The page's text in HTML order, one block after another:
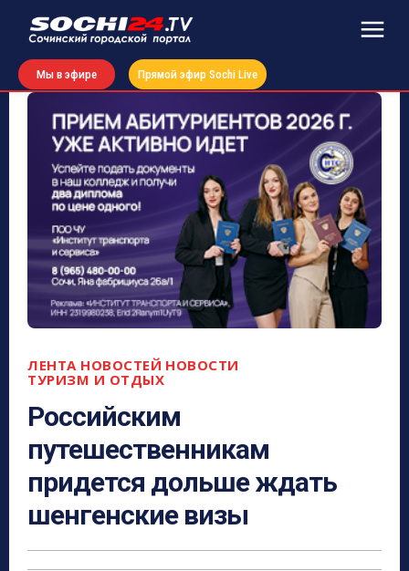
Мы в эфире Прямой эфир Sochi Live
ЛЕНТА НОВОСТЕЙ НОВОСТИ
ТУРИЗМ И ОТДЫХ
Российским
путешественникам
придется дольше ждать
шенгенские визы